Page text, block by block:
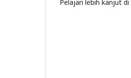
Pelajari lebih kanjut di